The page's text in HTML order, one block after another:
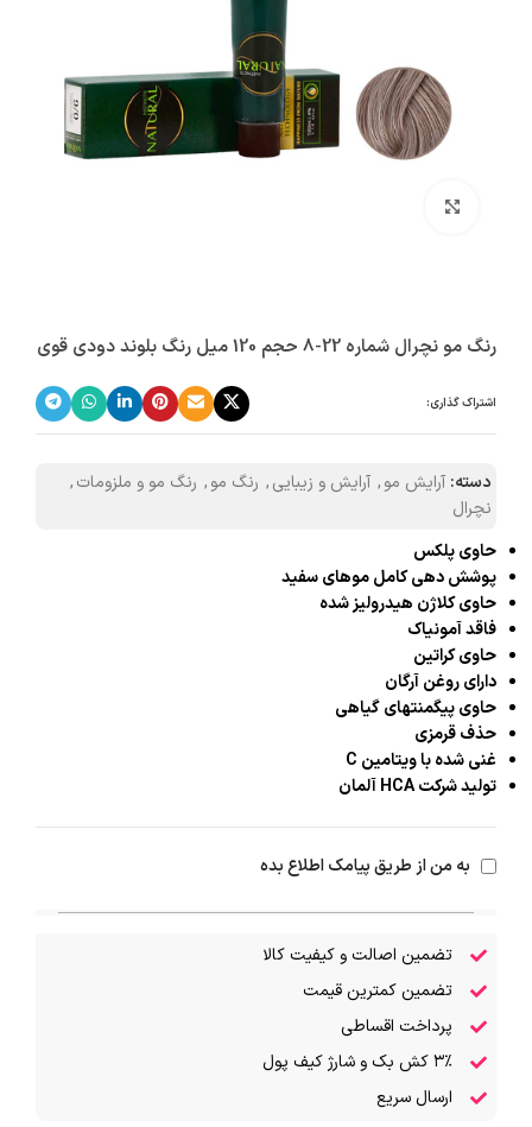
رنگ مو نچرال شماره 22-8 حجم 120 میل رنگ بلوند دودی قوی
اشتراک گذاری:
دسته: آرایش مو, آرایش و زیبایی, رنگ مو, رنگ مو و ملزومات,
نچرال
حاوی پلکس
پوشش دهی کامل موهای سفید
حاوی کلاژن هیدرولیز شده
فاقد آمونیاک
حاوی کراتین
دارای روغن آرگان
حاوی پیگمنتهای گیاهی
حذف قرمزی
غنی شده با ویتامین C
تولید شرکت HCA آلمان
به من از طریق پیامک اطلاع بده
تضمین اصالت و کیفیت کالا
تضمین کمترین قیمت
پرداخت اقساطی
۳٪ کش بک و شارژ کیف پول
ارسال سریع